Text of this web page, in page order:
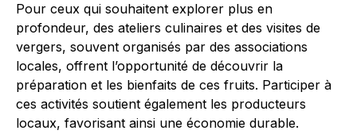
Pour ceux qui souhaitent explorer plus en
profondeur, des ateliers culinaires et des visites de
vergers, souvent organisés par des associations
locales, offrent l’opportunité de découvrir la
préparation et les bienfaits de ces fruits. Participer à
ces activités soutient également les producteurs
locaux, favorisant ainsi une économie durable.